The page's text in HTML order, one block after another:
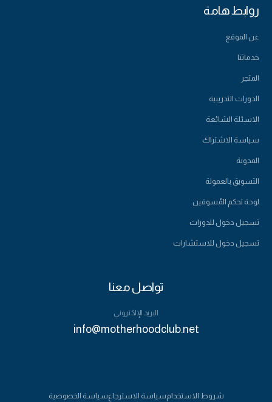
روابط هامة
عن الموقع
خدماتنا
المتجر
الدورات التدريبية
الاسئلة الشائعة
سياسة الاشتراك
المدونة
التسويق بالعمولة
لوحة تحكم المُسوقين
تسجيل دخول للدورات
تسجيل دخول للاستشارات
تواصل معنا
البريد الإلكتروني
info@motherhoodclub.net
شروط الاستخدامسياسة الاسترجاعسياسة الخصوصية